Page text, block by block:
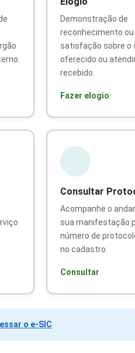
Demonstração de
reconhecimento ou
satisfação sobre o
oferecido ou
recebido.
Fazer elogio
Consultar
Acompanhe o
sua manifestação
número de
no cadastro.
Consultar
o e-SIC